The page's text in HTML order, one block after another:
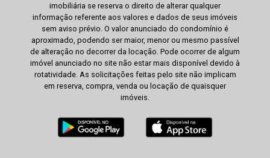
imobiliária se reserva o direito de alterar qualquer
informação referente aos valores e dados de seus imóveis
sem aviso prévio. O valor anunciado do condomínio é
aproximado, podendo ser maior, menor ou mesmo passível
de alteração no decorrer da locação. Pode ocorrer de algum
imóvel anunciado no site não estar mais disponível devido à
rotatividade. As solicitações feitas pelo site não implicam
em reserva, compra, venda ou locação de quaisquer
imóveis.